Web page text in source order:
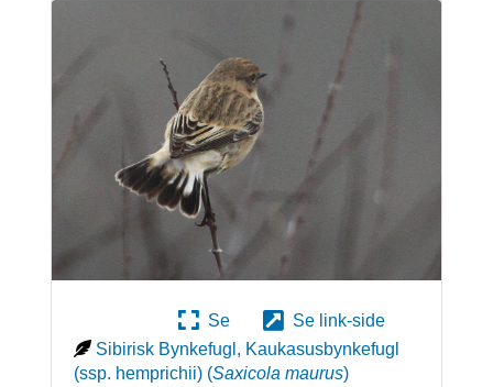
Se
Se link-side
Sibirisk Bynkefugl, Kaukasusbynkefugl
(ssp. hemprichii) (Saxicola maurus)